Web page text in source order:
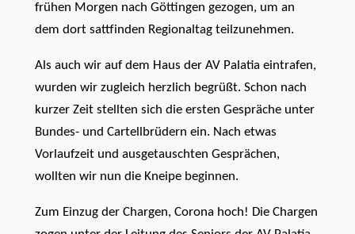
frühen Morgen nach Göttingen gezogen, um an
dem dort sattfinden Regionaltag teilzunehmen.
Als auch wir auf dem Haus der AV Palatia eintrafen,
wurden wir zugleich herzlich begrüßt. Schon nach
kurzer Zeit stellten sich die ersten Gespräche unter
Bundes- und Cartellbrüdern ein. Nach etwas
Vorlaufzeit und ausgetauschten Gesprächen,
wollten wir nun die Kneipe beginnen.
Zum Einzug der Chargen, Corona hoch! Die Chargen